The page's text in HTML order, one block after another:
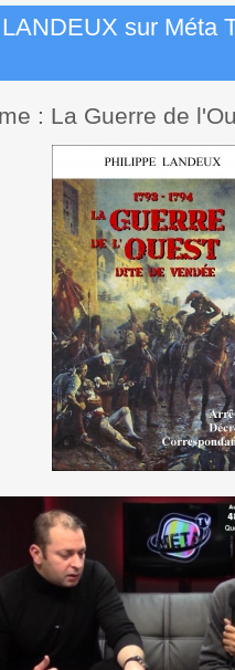
sur Méta
: La Guerre de